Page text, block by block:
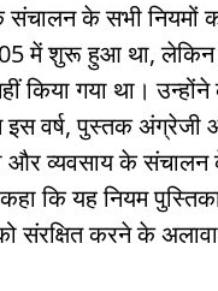
के सभी नियमों
में शुरू हुआ था,
किया गया था।
इस वर्ष, पुस्तक अंग्रेजी
और व्यवसाय के
कि यह नियम
संरक्षित करने के